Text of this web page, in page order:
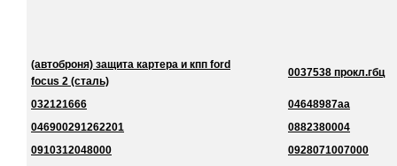
(автоброня) защита картера и кпп ford
focus 2 (сталь)
0037538 прокл.гбц
032121666
04648987aa
046900291262201
0882380004
0910312048000
0928071007000